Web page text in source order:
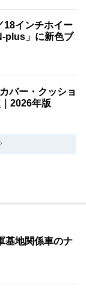
18インチホイー
plus」に新色ブ
バー・クッショ
2026年版
基地関係車のナ